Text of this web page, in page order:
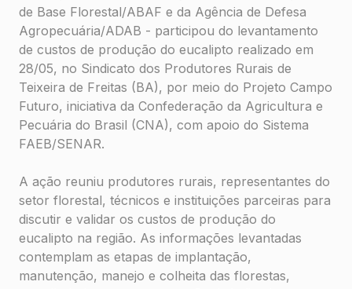
de Base Florestal/ABAF e da Agência de Defesa
Agropecuária/ADAB - participou do levantamento
de custos de produção do eucalipto realizado em
28/05, no Sindicato dos Produtores Rurais de
Teixeira de Freitas (BA), por meio do Projeto Campo
Futuro, iniciativa da Confederação da Agricultura e
Pecuária do Brasil (CNA), com apoio do Sistema
FAEB/SENAR.
A ação reuniu produtores rurais, representantes do
setor florestal, técnicos e instituições parceiras para
discutir e validar os custos de produção do
eucalipto na região. As informações levantadas
contemplam as etapas de implantação,
manutenção, manejo e colheita das florestas,